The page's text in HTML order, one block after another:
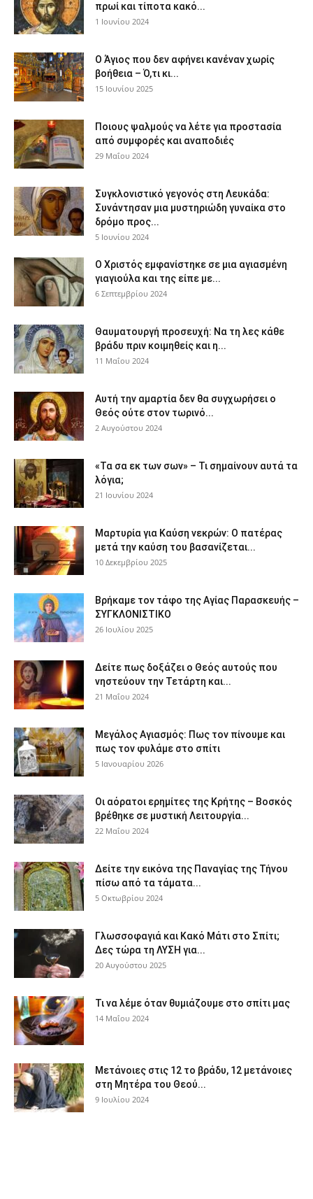
πρωί και τίποτα κακό...
1 Ιουνίου 2024
Ο Άγιος που δεν αφήνει κανέναν χωρίς
βοήθεια – Ό,τι κι...
15 Ιουνίου 2025
Ποιους ψαλμούς να λέτε για προστασία
από συμφορές και αναποδιές
29 Μαΐου 2024
Συγκλονιστικό γεγονός στη Λευκάδα:
Συνάντησαν μια μυστηριώδη γυναίκα στο
δρόμο προς...
5 Ιουνίου 2024
Ο Χριστός εμφανίστηκε σε μια αγιασμένη
γιαγιούλα και της είπε με...
6 Σεπτεμβρίου 2024
Θαυματουργή προσευχή: Να τη λες κάθε
βράδυ πριν κοιμηθείς και η...
11 Μαΐου 2024
Αυτή την αμαρτία δεν θα συγχωρήσει ο
Θεός ούτε στον τωρινό...
2 Αυγούστου 2024
«Τα σα εκ των σων» – Τι σημαίνουν αυτά τα
λόγια;
21 Ιουνίου 2024
Μαρτυρία για Καύση νεκρών: Ο πατέρας
μετά την καύση του βασανίζεται...
10 Δεκεμβρίου 2025
Βρήκαμε τον τάφο της Αγίας Παρασκευής –
ΣΥΓΚΛΟΝΙΣΤΙΚΟ
26 Ιουλίου 2025
Δείτε πως δοξάζει ο Θεός αυτούς που
νηστεύουν την Τετάρτη και...
21 Μαΐου 2024
Μεγάλος Αγιασμός: Πως τον πίνουμε και
πως τον φυλάμε στο σπίτι
5 Ιανουαρίου 2026
Οι αόρατοι ερημίτες της Κρήτης – Βοσκός
βρέθηκε σε μυστική Λειτουργία...
22 Μαΐου 2024
Δείτε την εικόνα της Παναγίας της Τήνου
πίσω από τα τάματα...
5 Οκτωβρίου 2024
Γλωσσοφαγιά και Κακό Μάτι στο Σπίτι;
Δες τώρα τη ΛΥΣΗ για...
20 Αυγούστου 2025
Τι να λέμε όταν θυμιάζουμε στο σπίτι μας
14 Μαΐου 2024
Μετάνοιες στις 12 το βράδυ, 12 μετάνοιες
στη Μητέρα του Θεού...
9 Ιουλίου 2024